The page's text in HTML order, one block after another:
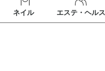
ネイル エステ・ヘルス